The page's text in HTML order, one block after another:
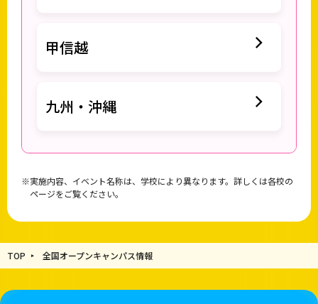
甲信越
九州・沖縄
実施内容、イベント名称は、学校により異なります。詳しくは各校の
ページをご覧ください。
TOP 全国オープンキャンパス情報